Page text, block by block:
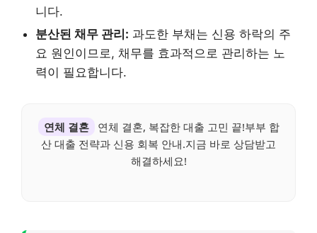
니다.
분산된 채무 관리: 과도한 부채는 신용 하락의 주
요 원인이므로, 채무를 효과적으로 관리하는 노
력이 필요합니다.
연체 결혼
연체 결혼, 복잡한 대출 고민 끝!부부 합
산 대출 전략과 신용 회복 안내.지금 바로 상담받고
해결하세요!